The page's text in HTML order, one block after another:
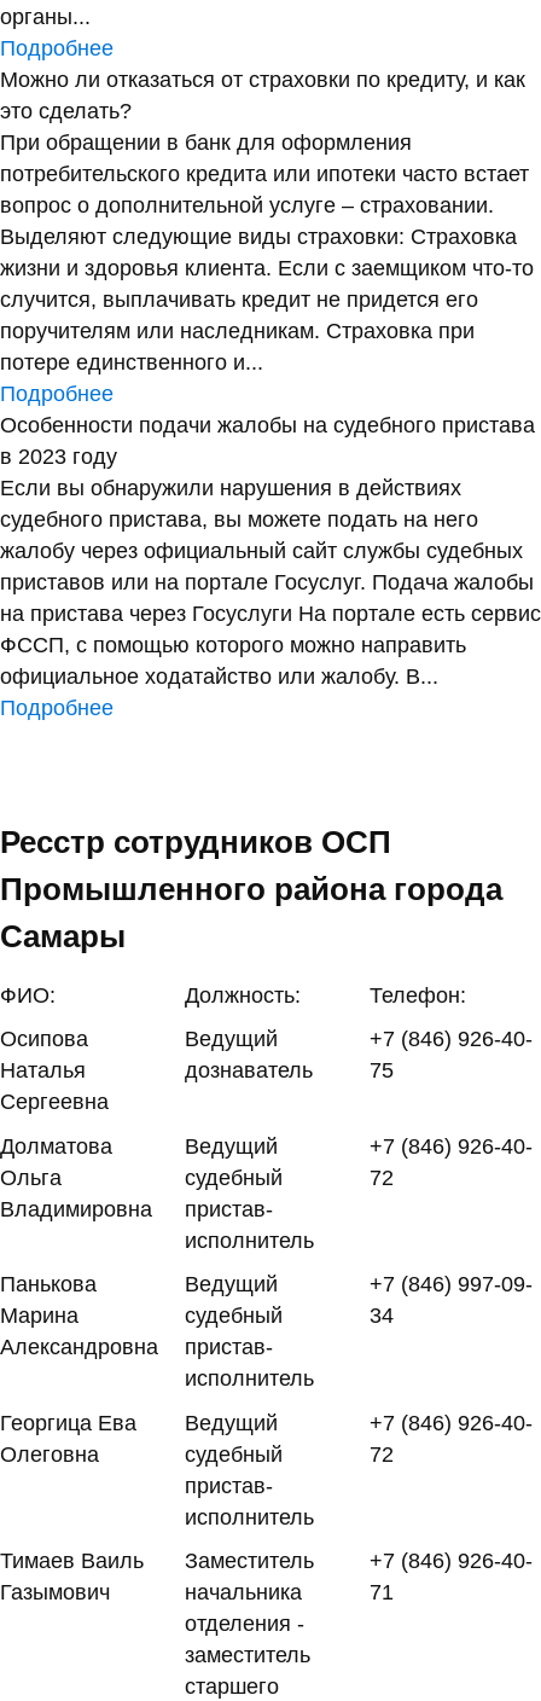
органы...
Подробнее
Можно ли отказаться от страховки по кредиту, и как
это сделать?
При обращении в банк для оформления
потребительского кредита или ипотеки часто встает
вопрос о дополнительной услуге – страховании.
Выделяют следующие виды страховки: Страховка
жизни и здоровья клиента. Если с заемщиком что-то
случится, выплачивать кредит не придется его
поручителям или наследникам. Страховка при
потере единственного и...
Подробнее
Особенности подачи жалобы на судебного пристава
в 2023 году
Если вы обнаружили нарушения в действиях
судебного пристава, вы можете подать на него
жалобу через официальный сайт службы судебных
приставов или на портале Госуслуг. Подача жалобы
на пристава через Госуслуги На портале есть сервис
ФССП, с помощью которого можно направить
официальное ходатайство или жалобу. В...
Подробнее
Ресстр сотрудников ОСП
Промышленного района города
Самары
ФИО: Должность:
Телефон:
Осипова
Наталья
Сергеевна
Ведущий
дознаватель
+7 (846) 926-40-
75
Долматова
Ольга
Владимировна
Ведущий
судебный
пристав-
исполнитель
+7 (846) 926-40-
72
Панькова
Марина
Александровна
Ведущий
судебный
пристав-
исполнитель
+7 (846) 997-09-
34
Георгица Ева
Олеговна
Ведущий
судебный
пристав-
исполнитель
+7 (846) 926-40-
72
Тимаев Ваиль
Газымович
Заместитель
начальника
отделения -
заместитель
старшего
+7 (846) 926-40-
71